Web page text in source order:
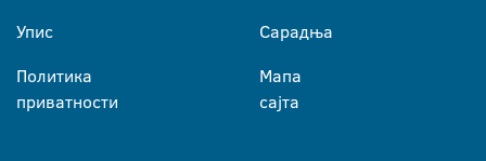
Упис
Политика
приватности
Сарадња
Мапа
сајта